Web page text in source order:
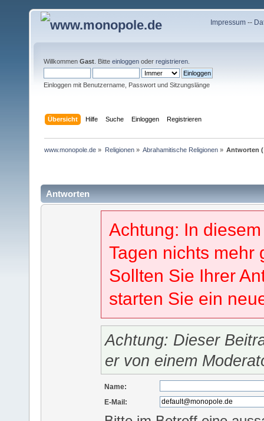
Impressum--
Willkommen Gast . Bitte einloggen oder registrieren
Einloggen mit Benutzername, Passwort und Sitzungslänge
Übersicht Hilfe Suche Einloggen Registrieren
www.monopole.de » Religionen» Abrahamitische Religionen» Antworten
Antworten
Achtung: In
Tagen nichts mehr
Sollten Sie Ihrer
starten Sie ein
Achtung: Dieser
er von einem
Name:
E-Mail: